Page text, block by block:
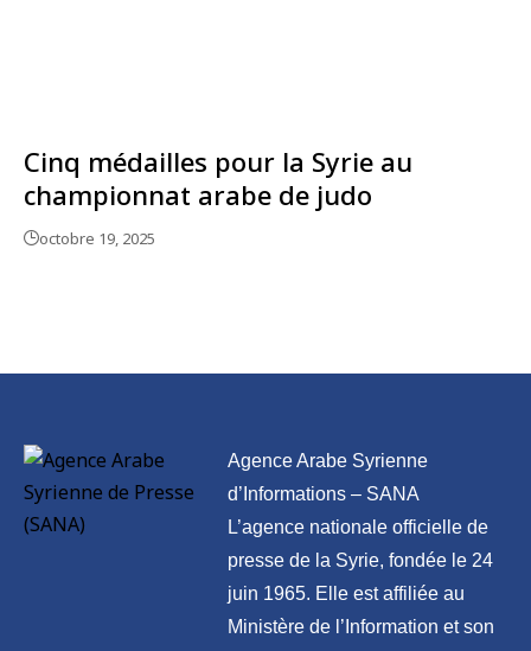
Cinq médailles pour la Syrie au
championnat arabe de judo
octobre 19, 2025
Agence Arabe Syrienne
d’Informations – SANA
L’agence nationale officielle de
presse de la Syrie, fondée le 24
juin 1965. Elle est affiliée au
Ministère de l’Information et son